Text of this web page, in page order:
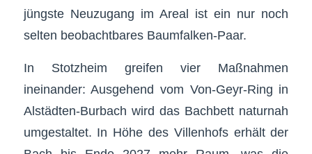
jüngste Neuzugang im Areal ist ein nur noch
selten beobachtbares Baumfalken-Paar.
In Stotzheim greifen vier Maßnahmen
ineinander: Ausgehend vom Von-Geyr-Ring in
Alstädten-Burbach wird das Bachbett naturnah
umgestaltet. In Höhe des Villenhofs erhält der